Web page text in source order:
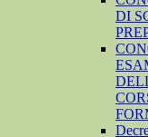
DI